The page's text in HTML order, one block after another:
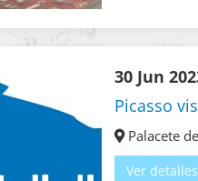
30 Jun
Picasso
Palacete
Ver detalles